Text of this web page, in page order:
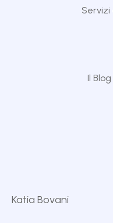
Servizi
Il
Katia Bovani